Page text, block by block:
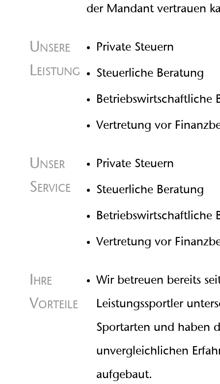
der Mandant vertrauen
Unsere
Leistung
Private Steuern
Steuerliche Beratung
Betriebswirtschaftliche
Vertretung vor
Unser
Service
Private Steuern
Steuerliche Beratung
Betriebswirtschaftliche
Vertretung vor
Ihre
Vorteile
Wir betreuen bereits
Leistungssportler
Sportarten und haben
unvergleichlichen
aufgebaut.